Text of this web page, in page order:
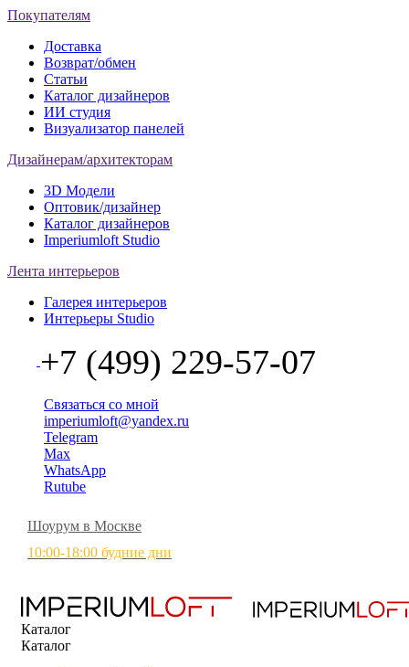
Покупателям
Доставка
Возврат/обмен
Статьи
Каталог дизайнеров
ИИ студия
Визуализатор панелей
Дизайнерам/архитекторам
3D Модели
Оптовик/дизайнер
Каталог дизайнеров
Imperiumloft Studio
Лента интерьеров
Галерея интерьеров
Интерьеры Studio
+7 (499) 229-57-07
Связаться со мной
imperiumloft@yandex.ru
Telegram
Max
WhatsApp
Rutube
Шоурум в Москве
10:00-18:00 будние дни
Каталог
Каталог